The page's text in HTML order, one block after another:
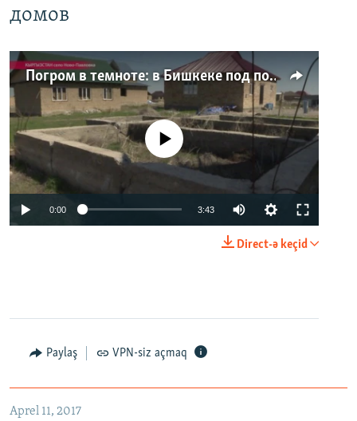
домов
Погром в темноте: в Бишкеке под покровом ночи неизвестные на тракторе снесли три десятка частных домов
No media source currently available
0:00 3:43
Direct-ə keçid
Paylaş VPN-siz açmaq
Aprel 11, 2017